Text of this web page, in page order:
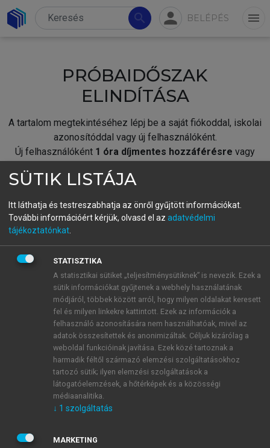
search person BELÉPÉS menu
PRÓBAIDŐSZAK
ELINDÍTÁSA
A tartalom megtekintéséhez lépj be a saját fiókoddal, iskolai
azonosítóddal vagy új felhasználóként.
Új felhasználóként 1 óra díjmentes hozzáférésre vagy
fiókoddal,vagy hozz létre új fiókot.
A regisztráció után apróbaidőszakautomatikusan
BELÉPÉS SAJÁT FIÓKKAL
ÚJ FIÓK LÉTREHOZÁSA
1 óra díjmentes hozzáférés
E-MAIL-CÍM
JELSZÓ
SÜTIK LISTÁJA
Itt láthatja és testreszabhatja az önről gyűjtött információkat.
További információért kérjük, olvasd el az adatvédelmi
tájékoztatónkat
STATISZTIKA
A statisztikai sütiket „teljesítménysütiknek” is nevezik. Ezek a
sütik információkat gyűjtenek a webhely használatának
módjáról, többek között arról, hogy milyen oldalakat keresett
fel és milyen linkekre kattintott. Ezek az információk a
felhasználó azonosítására nem használhatóak, mivel az
adatok összesítettek és anonimizáltak. Céljuk kizárólag a
weboldal funkcióinak javítása. Ezek közé tartoznak a
harmadik féltől származó elemzési szolgáltatásokhoz
tartozó sütik; ilyen elemzési szolgáltatások a
látogatóelemzések, a hőtérképek és a közösségi
médiaanalitika.
↓ 1 szolgáltatás
MARKETING